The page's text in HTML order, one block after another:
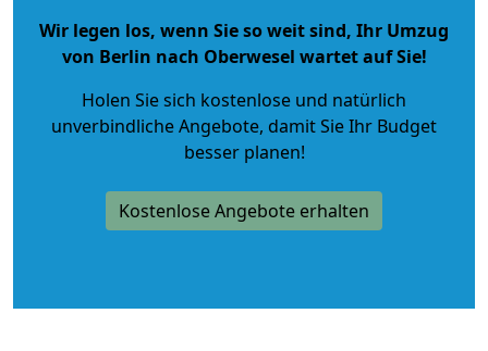
Wir legen los, wenn Sie so weit sind, Ihr Umzug
von Berlin nach Oberwesel wartet auf Sie!
Holen Sie sich kostenlose und natürlich
unverbindliche Angebote, damit Sie Ihr Budget
besser planen!
Kostenlose Angebote erhalten